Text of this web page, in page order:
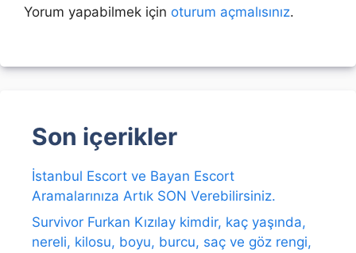
Yorum yapabilmek için oturum açmalısınız.
Son içerikler
İstanbul Escort ve Bayan Escort
Aramalarınıza Artık SON Verebilirsiniz.
Survivor Furkan Kızılay kimdir, kaç yaşında,
nereli, kilosu, boyu, burcu, saç ve göz rengi,